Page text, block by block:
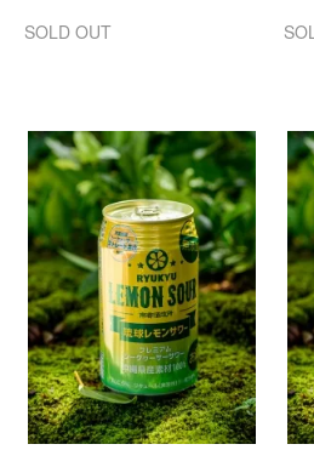
SOLD OUT